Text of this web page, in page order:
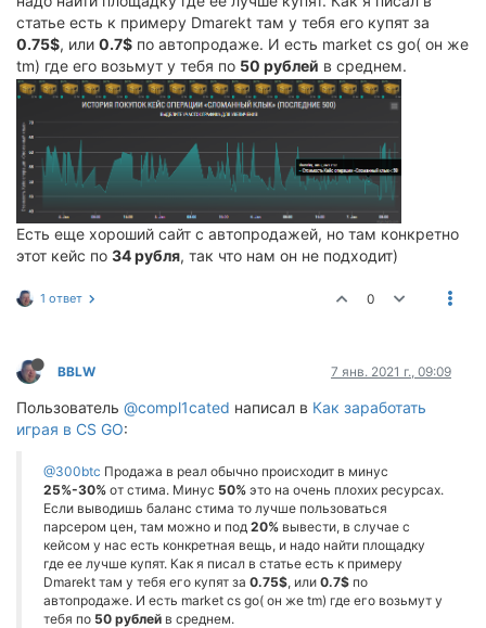
статье есть к примеру Dmarekt там у тебя его купят за
0.75$, или 0.7$ по автопродаже. И есть market cs go( он же
tm) где его возьмут у тебя по 50 рублей в среднем.
Есть еще хороший сайт с автопродажей, но там конкретно
этот кейс по 34 рубля, так что нам он не подходит)
1 ответ 0
BBLW 7 янв. 2021 г., 09:09
Пользователь @compl1cated написал в Как заработать
играя в CS GO:
@300btc Продажа в реал обычно происходит в минус
25%-30% от стима. Минус 50% это на очень плохих ресурсах.
Если выводишь баланс стима то лучше пользоваться
парсером цен, там можно и под 20% вывести, в случае с
кейсом у нас есть конкретная вещь, и надо найти площадку
где ее лучше купят. Как я писал в статье есть к примеру
Dmarekt там у тебя его купят за 0.75$, или 0.7$ по
автопродаже. И есть market cs go( он же tm) где его возьмут у
тебя по 50 рублей в среднем.